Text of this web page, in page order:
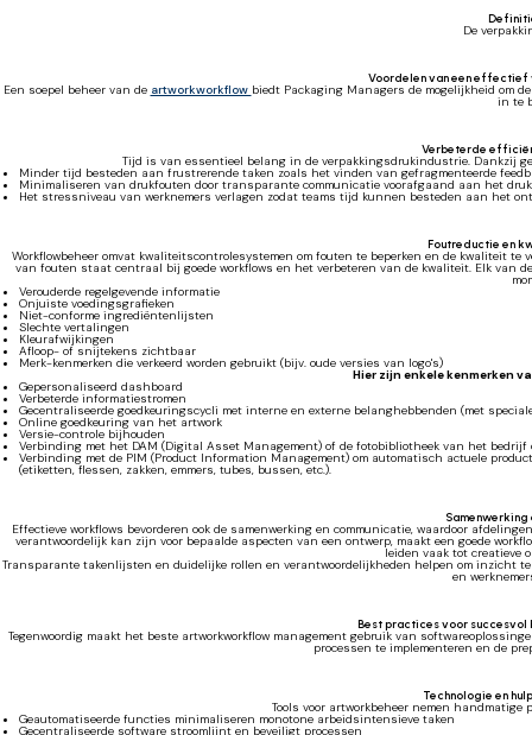
De
Voordelen van een
Een soepel beheer van de artworkworkflow biedt Packaging Managers de mogelijkheid om
in te
Verbeterde
Tijd is van essentieel belang in de verpakkingsdrukindustrie. Dankzij
Minder tijd besteden aan frustrerende taken zoals het vinden van gefragmenteerde
Minimaliseren van drukfouten door transparante communicatie voorafgaand aan het
Het stressniveau van werknemers verlagen zodat teams tijd kunnen besteden aan het
Foutreductie en
Workflowbeheer omvat kwaliteitscontrolesystemen om fouten te beperken en de kwaliteit
van fouten staat centraal bij goede workflows en het verbeteren van de kwaliteit. Elk van
Verouderde regelgevende informatie
Onjuiste voedingsgrafieken
Niet-conforme ingrediëntenlijsten
Slechte vertalingen
Kleurafwijkingen
Afloop- of snijtekens zichtbaar
Merk-kenmerken die verkeerd worden gebruikt (bijv. oude versies van logo's)
Hier zijn enkele kenmerken
Gepersonaliseerd dashboard
Verbeterde informatiestromen
Gecentraliseerde goedkeuringscycli met interne en externe belanghebbenden (met
Online goedkeuring van het artwork
Versie-controle bijhouden
Verbinding met het DAM (Digital Asset Management) of de fotobibliotheek van het
Verbinding met de PIM (Product Information Management) om automatisch actuele
(etiketten, flessen, zakken, emmers, tubes, bussen, etc.).
Samenwerking
Effectieve workflows bevorderen ook de samenwerking en communicatie, waardoor
verantwoordelijk kan zijn voor bepaalde aspecten van een ontwerp, maakt een goede
leiden vaak tot creatieve
Transparante takenlijsten en duidelijke rollen en verantwoordelijkheden helpen om inzicht
en
Best practices voor
Tegenwoordig maakt het beste artworkworkflow management gebruik van
processen te implementeren en de
Technologie en
Tools voor artworkbeheer nemen handmatige
Geautomatiseerde functies minimaliseren monotone arbeidsintensieve taken
Gecentraliseerde software stroomlijnt en beveiligt processen